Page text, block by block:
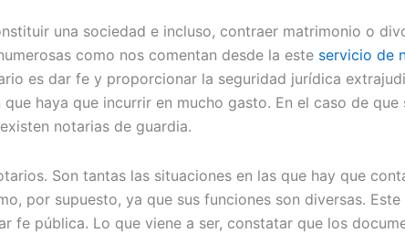
una sociedad e incluso, contraer matrimonio o
como nos comentan desde la este servicio de
es dar fe y proporcionar la seguridad jurídica
haya que incurrir en mucho gasto. En el caso de
notarias de guardia.
Son tantas las situaciones en las que hay que
por supuesto, ya que sus funciones son diversas.
fe pública. Lo que viene a ser, constatar que los